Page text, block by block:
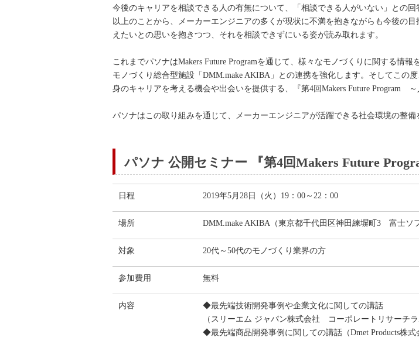
今後のキャリアを相談できる人の有無について、「相談できる人がいない」との回
以上のことから、メーカーエンジニアの多くが現状に不満を抱きながらも今後の
えたいとの思いを抱きつつ、それを相談できずにいる姿が読み取れます。
これまでパソナはMakers Future Programを通じて、様々なモノづくりに関する情
モノづくり総合型施設「DMM.make AKIBA」との連携を強化します。そしてこの
身のキャリアを考える機会や出会いを提供する、『第4回Makers Future Program
パソナはこの取り組みを通じて、メーカーエンジニアが活躍できる社会環境の整備
パソナ 公開セミナー 『第4回Makers Future
日程 2019年5月28日（火）19：00～22：00
場所 DMM.make AKIBA（東京都千代田区神田練塀町3 富士ソ
対象 20代～50代のモノづくり業界の方
参加費用 無料
内容
◆最先端技術開発事例や企業文化に関しての講話
（スリーエム ジャパン株式会社 コーポレートリサーチ
◆最先端商品開発事例に関しての講話（Dmet Products株